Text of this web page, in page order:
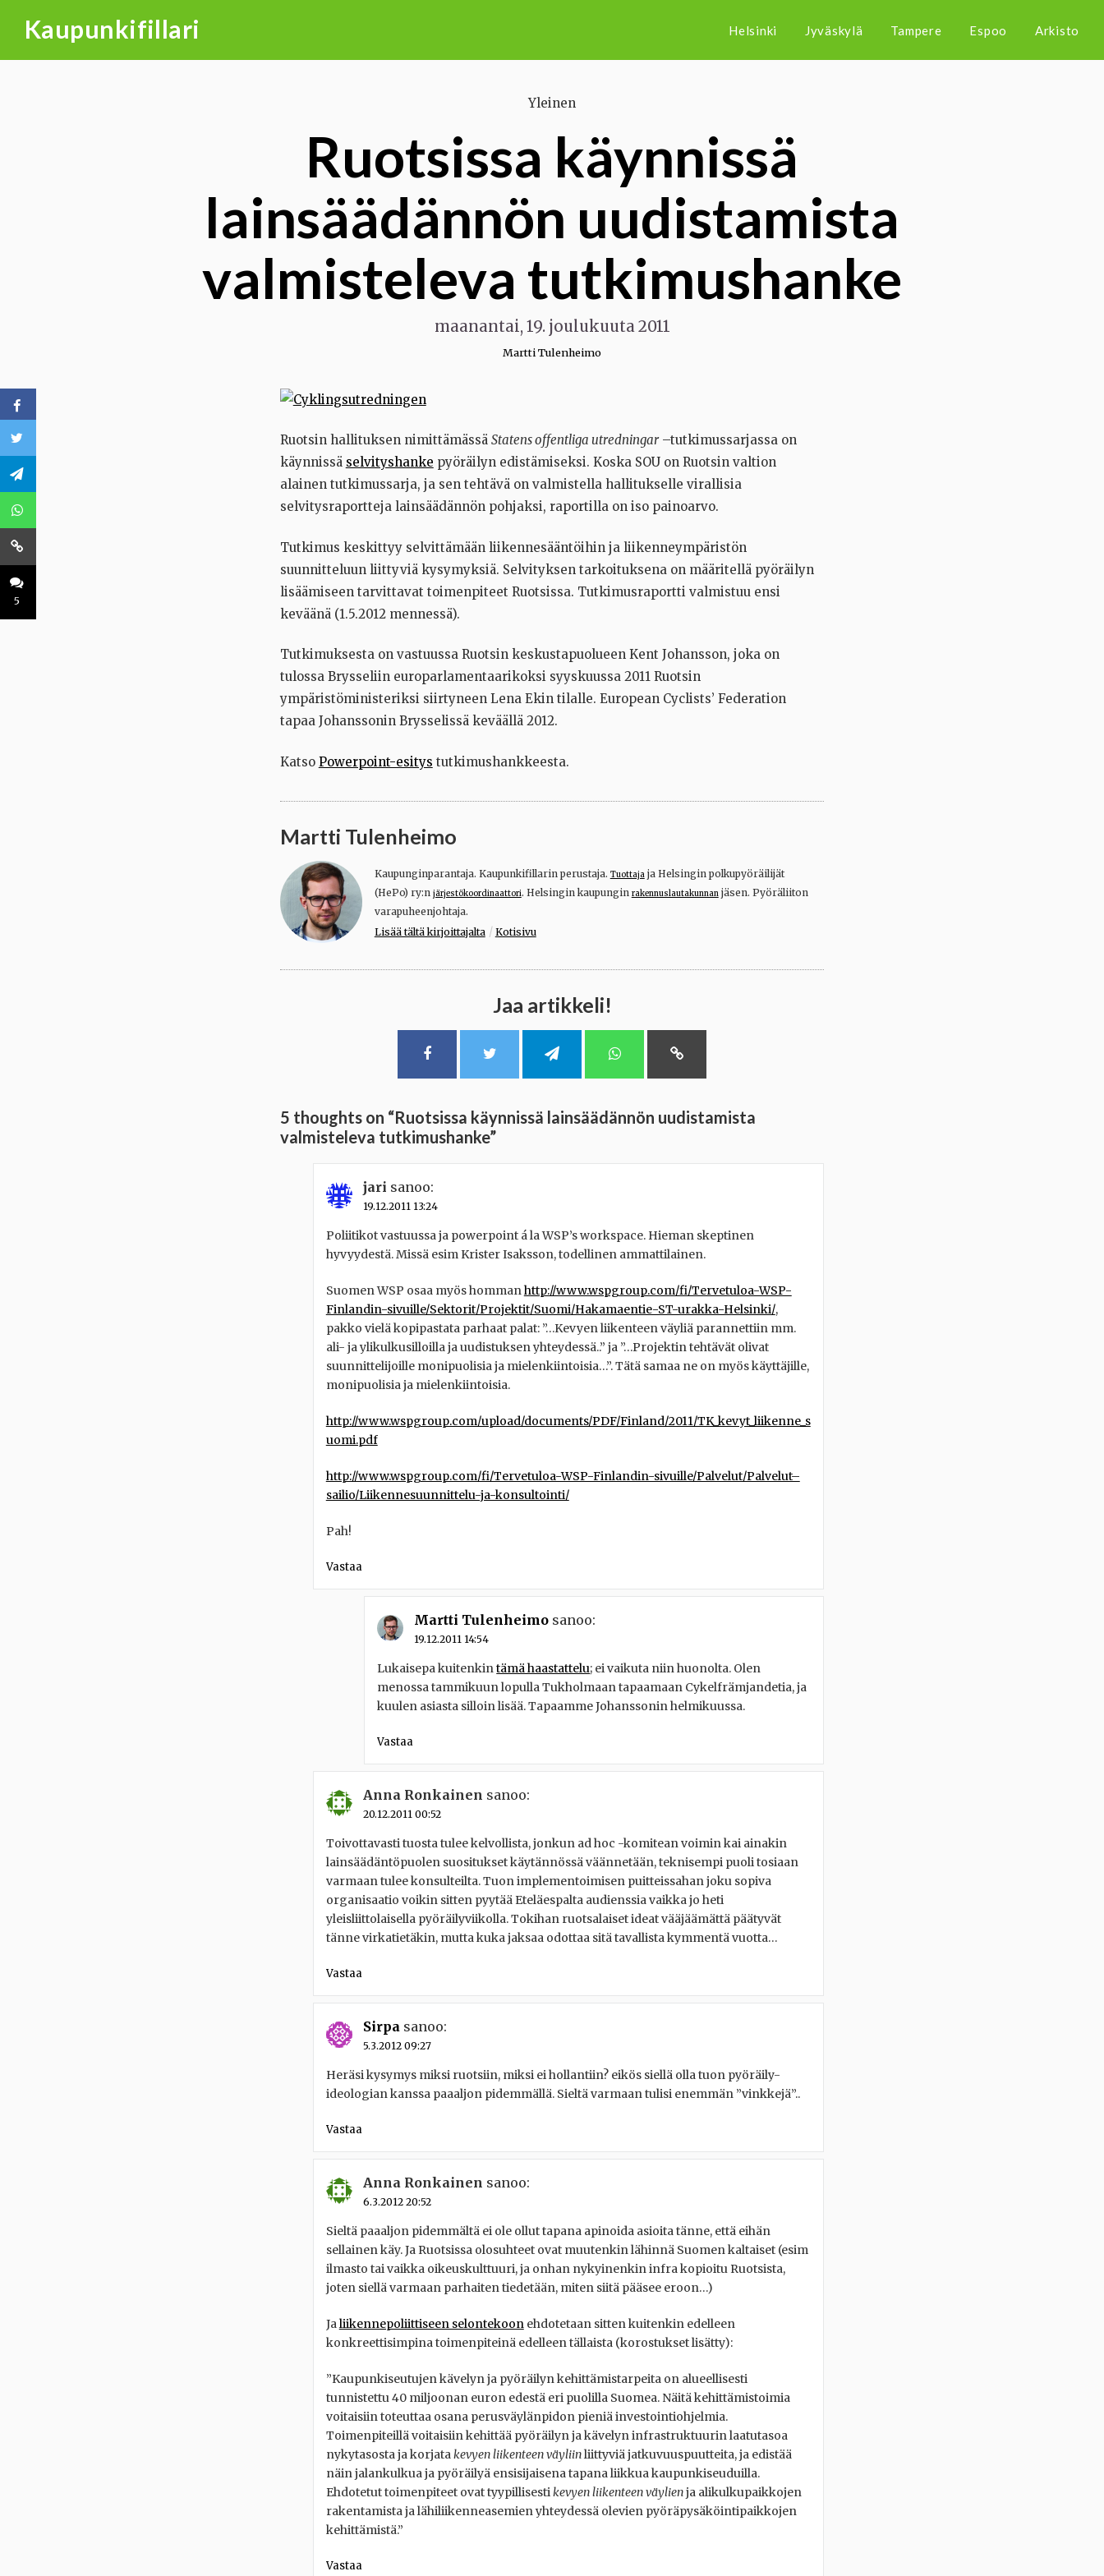
Kaupunkifillari Helsinki Jyväskylä Tampere Espoo Arkisto
Yleinen
Ruotsissa käynnissä
lainsäädännön uudistamista
valmisteleva tutkimushanke
maanantai, 19. joulukuuta 2011
Martti Tulenheimo
5
Ruotsin hallituksen nimittämässä Statens offentliga utredningar–tutkimussarjassa on
käynnissä selvityshanke pyöräilyn edistämiseksi. Koska SOU on Ruotsin valtion
alainen tutkimussarja, ja sen tehtävä on valmistella hallitukselle virallisia
selvitysraportteja lainsäädännön pohjaksi, raportilla on iso painoarvo.
Tutkimus keskittyy selvittämään liikennesääntöihin ja liikenneympäristön
suunnitteluun liittyviä kysymyksiä. Selvityksen tarkoituksena on määritellä pyöräilyn
lisäämiseen tarvittavat toimenpiteet Ruotsissa. Tutkimusraportti valmistuu ensi
keväänä (1.5.2012 mennessä).
Tutkimuksesta on vastuussa Ruotsin keskustapuolueen Kent Johansson, joka on
tulossa Brysseliin europarlamentaarikoksi syyskuussa 2011 Ruotsin
ympäristöministeriksi siirtyneen Lena Ekin tilalle. European Cyclists’ Federation
tapaa Johanssonin Brysselissä keväällä 2012.
Katso Powerpoint-esitys tutkimushankkeesta.
Martti Tulenheimo
Kaupunginparantaja. Kaupunkifillarin perustaja. Tuottajaja Helsingin polkupyöräilijät
(HePo) ry:n järjestökoordinaattori. Helsingin kaupungin rakennuslautakunnanjäsen. Pyöräliiton
varapuheenjohtaja.
Lisää tältä kirjoittajalta / Kotisivu
Jaa artikkeli!
5 thoughts on “Ruotsissa käynnissä lainsäädännön uudistamista
valmisteleva tutkimushanke”
jari sanoo:
19.12.2011 13:24
Poliitikot vastuussa ja powerpoint á la WSP’s workspace. Hieman skeptinen
hyvyydestä. Missä esim Krister Isaksson, todellinen ammattilainen.
Suomen WSP osaa myös hommanhttp://www.wspgroup.com/fi/Tervetuloa-WSP-
Finlandin-sivuille/Sektorit/Projektit/Suomi/Hakamaentie-ST-urakka-Helsinki/,
pakko vielä kopipastata parhaat palat: ”…Kevyen liikenteen väyliä parannettiin mm.
ali- ja ylikulkusilloilla ja uudistuksen yhteydessä..” ja ”…Projektin tehtävät olivat
suunnittelijoille monipuolisia ja mielenkiintoisia…”. Tätä samaa ne on myös käyttäjille,
monipuolisia ja mielenkiintoisia.
http://www.wspgroup.com/upload/documents/PDF/Finland/2011/TK_kevyt_liikenne_s
uomi.pdf
http://www.wspgroup.com/fi/Tervetuloa-WSP-Finlandin-sivuille/Palvelut/Palvelut–
sailio/Liikennesuunnittelu-ja-konsultointi/
Pah!
Vastaa
Martti Tulenheimo sanoo:
19.12.2011 14:54
Lukaisepa kuitenkintämä haastattelu; ei vaikuta niin huonolta. Olen
menossa tammikuun lopulla Tukholmaan tapaamaan Cykelfrämjandetia, ja
kuulen asiasta silloin lisää. Tapaamme Johanssonin helmikuussa.
Vastaa
Anna Ronkainen sanoo:
20.12.2011 00:52
Toivottavasti tuosta tulee kelvollista, jonkun ad hoc -komitean voimin kai ainakin
lainsäädäntöpuolen suositukset käytännössä väännetään, teknisempi puoli tosiaan
varmaan tulee konsulteilta. Tuon implementoimisen puitteissahan joku sopiva
organisaatio voikin sitten pyytää Eteläespalta audienssia vaikka jo heti
yleisliittolaisella pyöräilyviikolla. Tokihan ruotsalaiset ideat vääjäämättä päätyvät
tänne virkatietäkin, mutta kuka jaksaa odottaa sitä tavallista kymmentä vuotta…
Vastaa
Sirpa sanoo:
5.3.2012 09:27
Heräsi kysymys miksi ruotsiin, miksi ei hollantiin? eikös siellä olla tuon pyöräily-
ideologian kanssa paaaljon pidemmällä. Sieltä varmaan tulisi enemmän ”vinkkejä”..
Vastaa
Anna Ronkainen sanoo:
6.3.2012 20:52
Sieltä paaaljon pidemmältä ei ole ollut tapana apinoida asioita tänne, että eihän
sellainen käy. Ja Ruotsissa olosuhteet ovat muutenkin lähinnä Suomen kaltaiset (esim
ilmasto tai vaikka oikeuskulttuuri, ja onhan nykyinenkin infra kopioitu Ruotsista,
joten siellä varmaan parhaiten tiedetään, miten siitä pääsee eroon…)
Jaliikennepoliittiseen selontekoonehdotetaan sitten kuitenkin edelleen
konkreettisimpina toimenpiteinä edelleen tällaista (korostukset lisätty):
”Kaupunkiseutujen kävelyn ja pyöräilyn kehittämistarpeita on alueellisesti
tunnistettu 40 miljoonan euron edestä eri puolilla Suomea. Näitä kehittämistoimia
voitaisiin toteuttaa osana perusväylänpidon pieniä investointiohjelmia.
Toimenpiteillä voitaisiin kehittää pyöräilyn ja kävelyn infrastruktuurin laatutasoa
nykytasosta ja korjatakevyen liikenteen väyliinliittyviä jatkuvuuspuutteita, ja edistää
näin jalankulkua ja pyöräilyä ensisijaisena tapana liikkua kaupunkiseuduilla.
Ehdotetut toimenpiteet ovat tyypillisestikevyen liikenteen väylienja alikulkupaikkojen
rakentamista ja lähiliikenneasemien yhteydessä olevien pyöräpysäköintipaikkojen
kehittämistä.”
Vastaa